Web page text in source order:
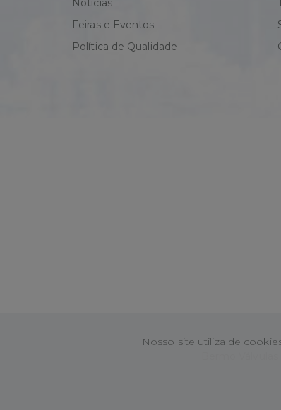
Nosso site utiliza de
Notícias
Feiras e Eventos
Política de Qualidade
Bermo